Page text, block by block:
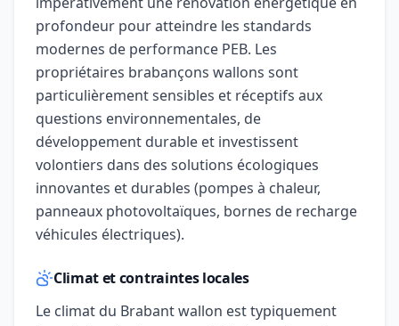
profondeur pour atteindre les standards
modernes de performance PEB. Les
propriétaires brabançons wallons sont
particulièrement sensibles et réceptifs aux
questions environnementales, de
développement durable et investissent
volontiers dans des solutions écologiques
innovantes et durables (pompes à chaleur,
panneaux photovoltaïques, bornes de recharge
véhicules électriques).
Climat et contraintes locales
Le climat du Brabant wallon est typiquement